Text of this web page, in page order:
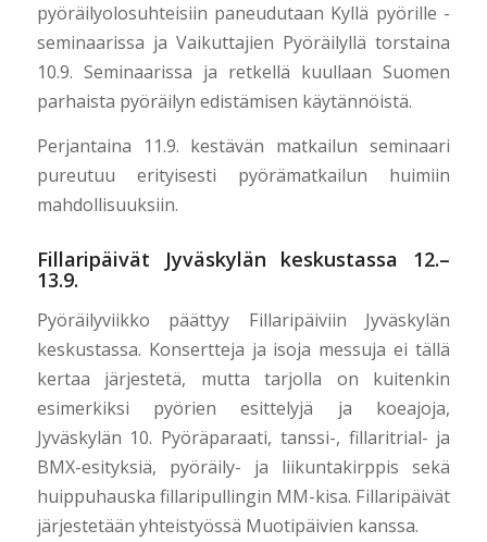
pyöräilyolosuhteisiin paneudutaan Kyllä pyörille -
seminaarissa ja Vaikuttajien Pyöräilyllä torstaina
10.9. Seminaarissa ja retkellä kuullaan Suomen
parhaista pyöräilyn edistämisen käytännöistä.
Perjantaina 11.9. kestävän matkailun seminaari
pureutuu erityisesti pyörämatkailun huimiin
mahdollisuuksiin.
Fillaripäivät Jyväskylän keskustassa 12.–
13.9.
Pyöräilyviikko päättyy Fillaripäiviin Jyväskylän
keskustassa. Konsertteja ja isoja messuja ei tällä
kertaa järjestetä, mutta tarjolla on kuitenkin
esimerkiksi pyörien esittelyjä ja koeajoja,
Jyväskylän 10. Pyöräparaati, tanssi-, fillaritrial- ja
BMX-esityksiä, pyöräily- ja liikuntakirppis sekä
huippuhauska fillaripullingin MM-kisa. Fillaripäivät
järjestetään yhteistyössä Muotipäivien kanssa.